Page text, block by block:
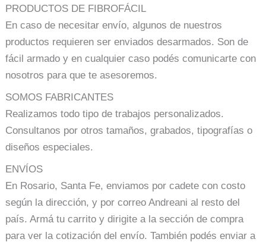
PRODUCTOS DE FIBROFÁCIL
En caso de necesitar envío, algunos de nuestros
productos requieren ser enviados desarmados. Son de
fácil armado y en cualquier caso podés comunicarte con
nosotros para que te asesoremos.
SOMOS FABRICANTES
Realizamos todo tipo de trabajos personalizados.
Consultanos por otros tamaños, grabados, tipografías o
diseños especiales.
ENVÍOS
En Rosario, Santa Fe, enviamos por cadete con costo
según la dirección, y por correo Andreani al resto del
país. Armá tu carrito y dirigite a la sección de compra
para ver la cotización del envío. También podés enviar a